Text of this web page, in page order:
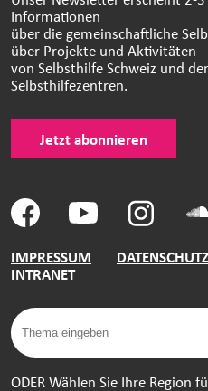
Informationen
über die gemeinschaftliche
über Projekte und Aktivitäten
von Selbsthilfe Schweiz und
Selbsthilfezentren.
Jetzt abonnieren
IMPRESSUM DATENSCHUTZ
INTRANET
ODER Wählen Sie Ihre Region